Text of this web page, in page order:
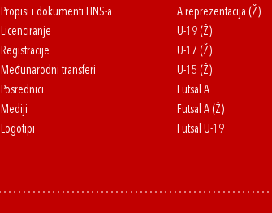
Propisi i dokumenti HNS-a
Licenciranje
Registracije
Međunarodni transferi
Posrednici
Mediji
Logotipi
A reprezentacija (Ž)
U-19 (Ž)
U-17 (Ž)
U-15 (Ž)
Futsal A
Futsal A (Ž)
Futsal U-19